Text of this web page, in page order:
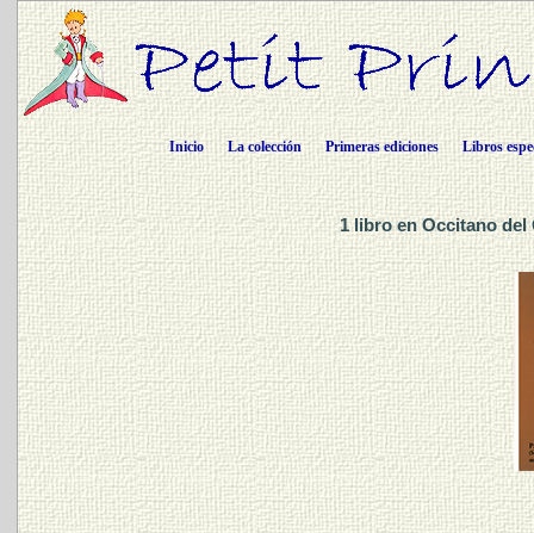
Inicio La colección Primeras ediciones Libros
1 libro en Occitano